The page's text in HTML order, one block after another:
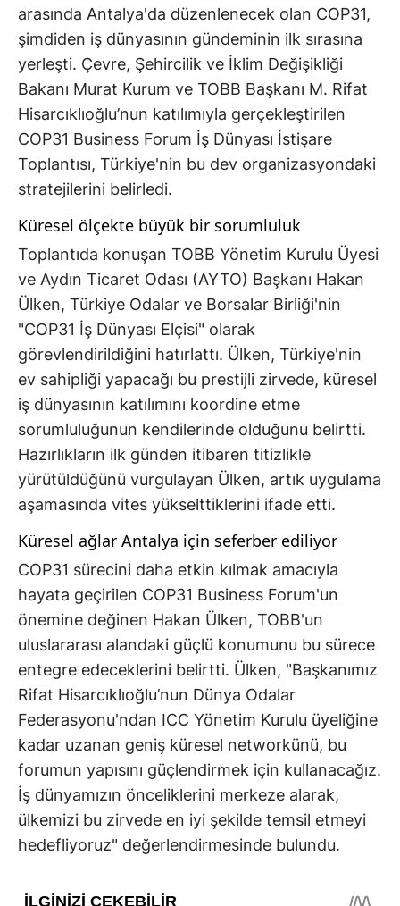
arasında Antalya'da düzenlenecek olan COP31,
şimdiden iş dünyasının gündeminin ilk sırasına
yerleşti. Çevre, Şehircilik ve İklim Değişikliği
Bakanı Murat Kurum ve TOBB Başkanı M. Rifat
Hisarcıklıoğlu’nun katılımıyla gerçekleştirilen
COP31 Business Forum İş Dünyası İstişare
Toplantısı, Türkiye'nin bu dev organizasyondaki
stratejilerini belirledi.
Küresel ölçekte büyük bir sorumluluk
Toplantıda konuşan TOBB Yönetim Kurulu Üyesi
ve Aydın Ticaret Odası (AYTO) Başkanı Hakan
Ülken, Türkiye Odalar ve Borsalar Birliği'nin
"COP31 İş Dünyası Elçisi" olarak
görevlendirildiğini hatırlattı. Ülken, Türkiye'nin
ev sahipliği yapacağı bu prestijli zirvede, küresel
iş dünyasının katılımını koordine etme
sorumluluğunun kendilerinde olduğunu belirtti.
Hazırlıkların ilk günden itibaren titizlikle
yürütüldüğünü vurgulayan Ülken, artık uygulama
aşamasında vites yükselttiklerini ifade etti.
Küresel ağlar Antalya için seferber ediliyor
COP31 sürecini daha etkin kılmak amacıyla
hayata geçirilen COP31 Business Forum'un
önemine değinen Hakan Ülken, TOBB'un
uluslararası alandaki güçlü konumunu bu sürece
entegre edeceklerini belirtti. Ülken, "Başkanımız
Rifat Hisarcıklıoğlu’nun Dünya Odalar
Federasyonu'ndan ICC Yönetim Kurulu üyeliğine
kadar uzanan geniş küresel networkünü, bu
forumun yapısını güçlendirmek için kullanacağız.
İş dünyamızın önceliklerini merkeze alarak,
ülkemizi bu zirvede en iyi şekilde temsil etmeyi
hedefliyoruz" değerlendirmesinde bulundu.